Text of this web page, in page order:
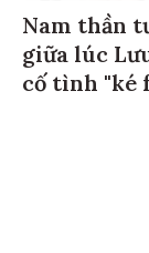
Nam thần
giữa lúc
cố tình "ké